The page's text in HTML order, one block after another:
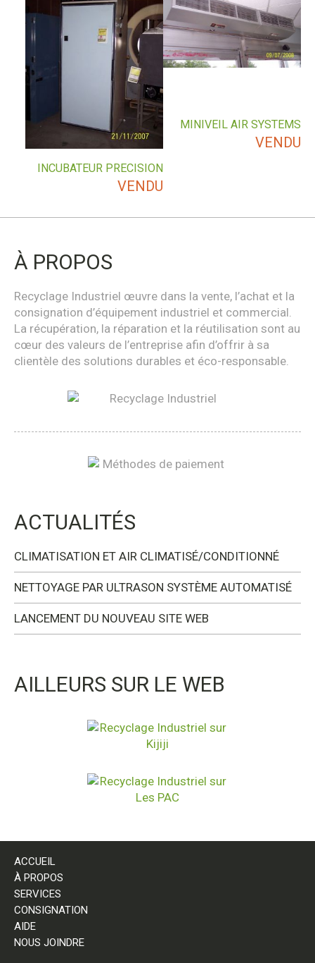
MINIVEIL AIR SYSTEMS
VENDU
INCUBATEUR PRECISION
VENDU
À PROPOS
Recyclage Industriel œuvre dans la vente, l’achat et la
consignation d’équipement industriel et commercial.
La récupération, la réparation et la réutilisation sont au
cœur des valeurs de l’entreprise afin d’offrir à sa
clientèle des solutions durables et éco-responsable.
ACTUALITÉS
CLIMATISATION ET AIR CLIMATISÉ/CONDITIONNÉ
NETTOYAGE PAR ULTRASON SYSTÈME AUTOMATISÉ
LANCEMENT DU NOUVEAU SITE WEB
AILLEURS SUR LE WEB
ACCUEIL
À PROPOS
SERVICES
CONSIGNATION
AIDE
NOUS JOINDRE